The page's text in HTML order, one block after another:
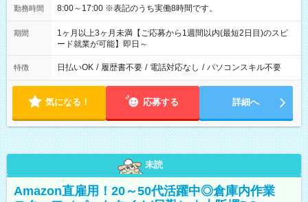
勤務時間 8:00～17:00 ※表記のうち実働8時間です。
期間
1ヶ月以上3ヶ月未満【ご応募から1週間以内(最短2日目)のスピ
ード就業が可能】即日～
特徴 日払いOK / 履歴書不要 / 電話対応なし / パソコンスキル不要
気になる！ 応募する 詳細へ
未読
Amazon直雇用！20～50代活躍中◎倉庫内作業